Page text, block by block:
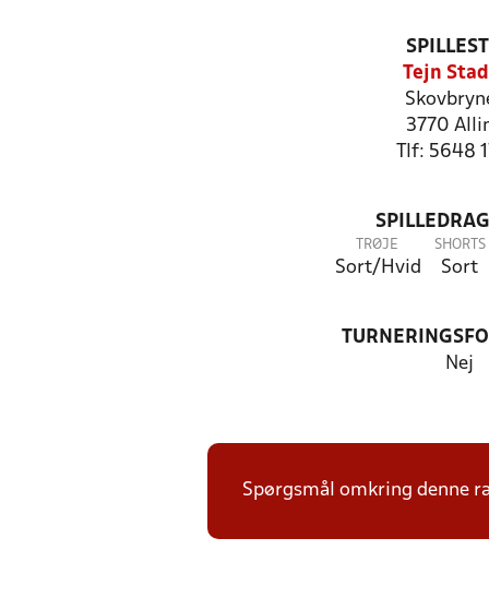
Tejn
3770
Tlf: 5648
TRØJE
Sort/Hvid
SHORTS
Sort
Nej
Spørgsmål omkring denne